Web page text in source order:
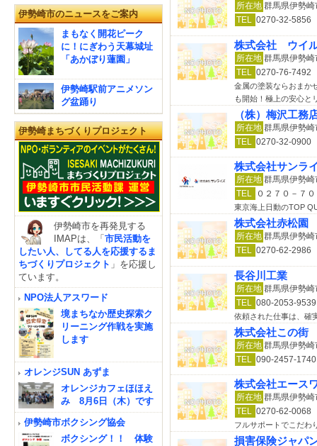
所在地 群馬県伊勢
TEL 0270-32-5856
株式会社 ウイ
所在地 群馬県伊勢
TEL
0270-76-7492
金属の塗装ならおまか
も開始！極上の安心と
（株）梅沢工務
所在地 群馬県伊勢
TEL
0270-32-0900
株式会社サンラ
所在地 群馬県伊勢
TEL
０２７０－７
東京海上日動のTOP
株式会社赤松園
所在地 群馬県伊勢
TEL 0270-62-2986
長谷川工業
所在地 群馬県伊勢
TEL
080-2053-9539
依頼された仕事は、確
株式会社この街
所在地 群馬県伊勢
TEL
090-2457-1740
株式会社エース
所在地 群馬県伊勢
TEL 0270-62-0068
フルサポートでこだわ
損害保険ジャパ
伊勢崎市のニュースをご案内
まもなく開花ピーク
に！にぎわう天幕城址
「あかぼり蓮園」
伊勢崎駅前アニメソン
グ盆踊り
伊勢崎まちづくりプロジェクト
伊勢崎市を再発見する
IMAPは、「 市民活動を
したい人、してる人を応援するま
ちづくりプロジェクト 」を応援し
ています。
NPO法人アスワード
境まちなか歴史探索ク
リーニング作戦を実施
します
オレンジSUN あずま
オレンジカフェほほえ
み 8月6日（木）です
伊勢崎市ボクシング協会
ボクシング！！ 体験